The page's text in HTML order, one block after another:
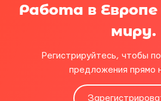
Работа в Европе
миру.
Регистрируйтесь, чтобы
предложения прямо